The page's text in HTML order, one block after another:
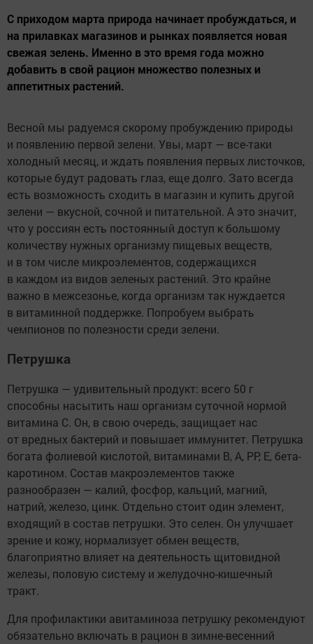
С приходом марта природа начинает пробуждаться, и
на прилавках магазинов и рынках появляется новая
свежая зелень. Именно в это время года можно
добавить в свой рацион множество полезных и
аппетитных растений.
Весной мы радуемся скорому пробуждению природы
и появлению первой зелени. Увы, март — все-таки
холодный месяц, и ждать появления первых листочков,
которые будут радовать глаз, еще долго. Зато всегда
есть возможность сходить в магазин и купить другой
зелени — вкусной, сочной и питательной. А это значит,
что у россиян есть постоянный доступ к большому
количеству нужных организму пищевых веществ,
и в том числе микроэлементов, содержащихся
в каждом из видов зеленых растений. Это крайне
важно в межсезонье, когда организм так нуждается
в витаминной поддержке. Попробуем выбрать
чемпионов по полезности среди зелени.
Петрушка
Петрушка — удивительный продукт: всего 50 г
способны насытить наш организм суточной нормой
витамина С. Он, в свою очередь, защищает нас
от вредных бактерий и повышает иммунитет. Петрушка
богата фолиевой кислотой, витаминами В, А, РР, Е, бета-
каротином. Состав макроэлементов также
разнообразен — калий, фосфор, кальций, магний,
натрий, железо, цинк. Отдельно стоит один элемент,
входящий в состав петрушки. Это селен. Он улучшает
зрение и кожу, нормализует обмен веществ,
благоприятно влияет на деятельность щитовидной
железы, половую систему и желудочно-кишечный
тракт.
Для профилактики авитаминоза петрушку рекомендуют
обязательно включать в рацион в зимне-весенний